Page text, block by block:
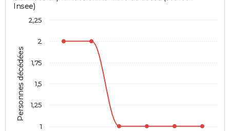
Personnes décédées
Insee)
1
1,25
1,5
1,75
2
2,25